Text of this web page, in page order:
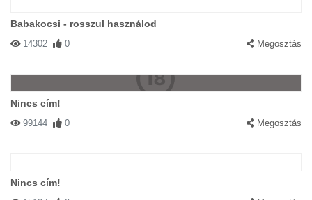
Babakocsi - rosszul használod
14302 0 Megosztás
Nincs cím!
99144 0 Megosztás
Nincs cím!